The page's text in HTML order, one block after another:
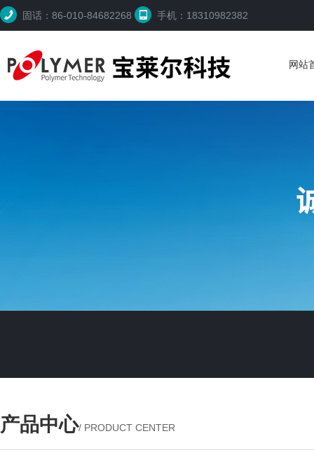
固话：86-010-84682268 手机：18310982382
网站
产品中心/ PRODUCT CENTER